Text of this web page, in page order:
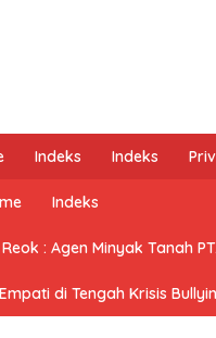
Indeks Indeks
Indeks
: Agen Minyak Tanah
di Tengah Krisis